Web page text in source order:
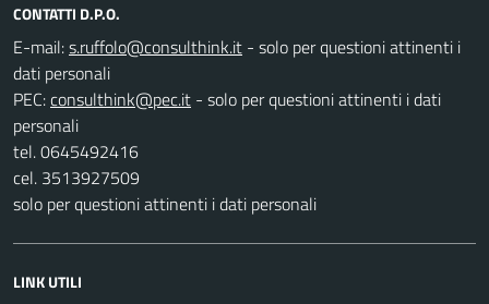
CONTATTI D.P.O.
E-mail:
- solo per questioni attinenti i
dati personali
PEC:
- solo per questioni attinenti i dati
personali
tel. 0645492416
cel. 3513927509
solo per questioni attinenti i dati personali
LINK UTILI